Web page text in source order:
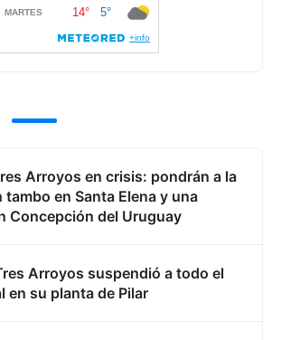
Arroyos en crisis: pondrán a la
tambo en Santa Elena y una
Concepción del Uruguay
Arroyos suspendió a todo el
en su planta de Pilar